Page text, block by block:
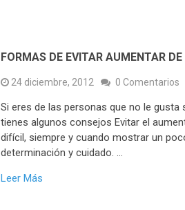
FORMAS DE EVITAR AUMENTAR DE
24 diciembre, 2012 0 Comentarios
Si eres de las personas que no le gusta
tienes algunos consejos Evitar el
difícil, siempre y cuando mostrar un
determinación y cuidado. …
Leer Más